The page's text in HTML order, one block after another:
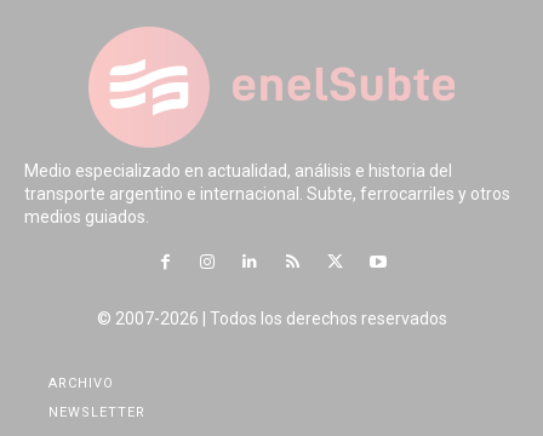
Medio especializado en actualidad, análisis e historia del
transporte argentino e internacional. Subte, ferrocarriles y otros
medios guiados.
© 2007-2026 | Todos los derechos reservados
ARCHIVO
NEWSLETTER